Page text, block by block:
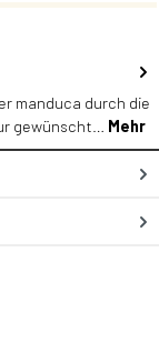
manduca durch die
gewünscht… Mehr